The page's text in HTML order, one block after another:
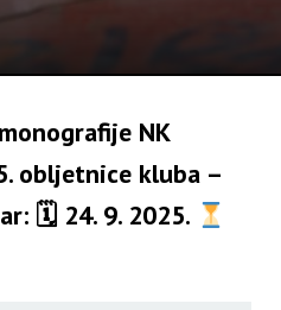
NK
obljetnice kluba –
🗓 24. 9. 2025.